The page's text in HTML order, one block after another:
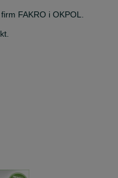
FAKRO i OKPOL.
i okien FAKRO